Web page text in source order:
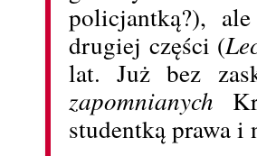
policjantką?),
drugiej części (
lat. Już bez
zapomnianych
studentką prawa i